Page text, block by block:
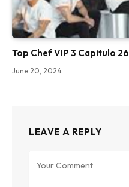
Top Chef VIP 3 Capitulo 26
June 20, 2024
LEAVE A REPLY